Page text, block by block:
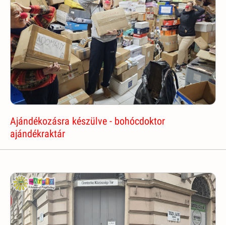
Ajándékozásra készülve - bohócdoktor
ajándékraktár